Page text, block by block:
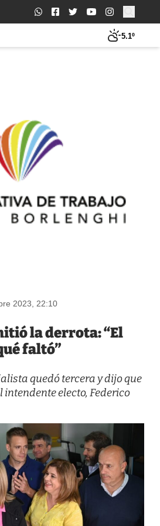
Buscar:
5.1º
2023, 22:10
la derrota: “El
faltó”
quedó tercera y dijo que
intendente electo, Federico